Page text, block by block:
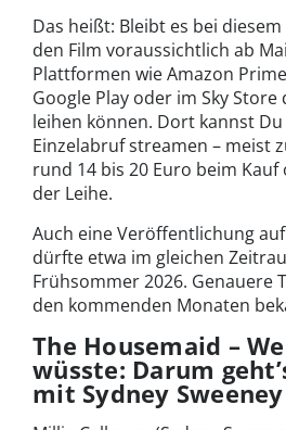
Das heißt: Bleibt es bei
den Film voraussichtlich ab
Plattformen wie Amazon
Google Play oder im Sky
leihen können. Dort kannst
Einzelabruf streamen – meist
rund 14 bis 20 Euro beim Kauf
der Leihe.
Auch eine Veröffentlichung
dürfte etwa im gleichen
Frühsommer 2026. Genauere
den kommenden Monaten
The Housemaid –
wüsste: Darum
mit Sydney Sweeney